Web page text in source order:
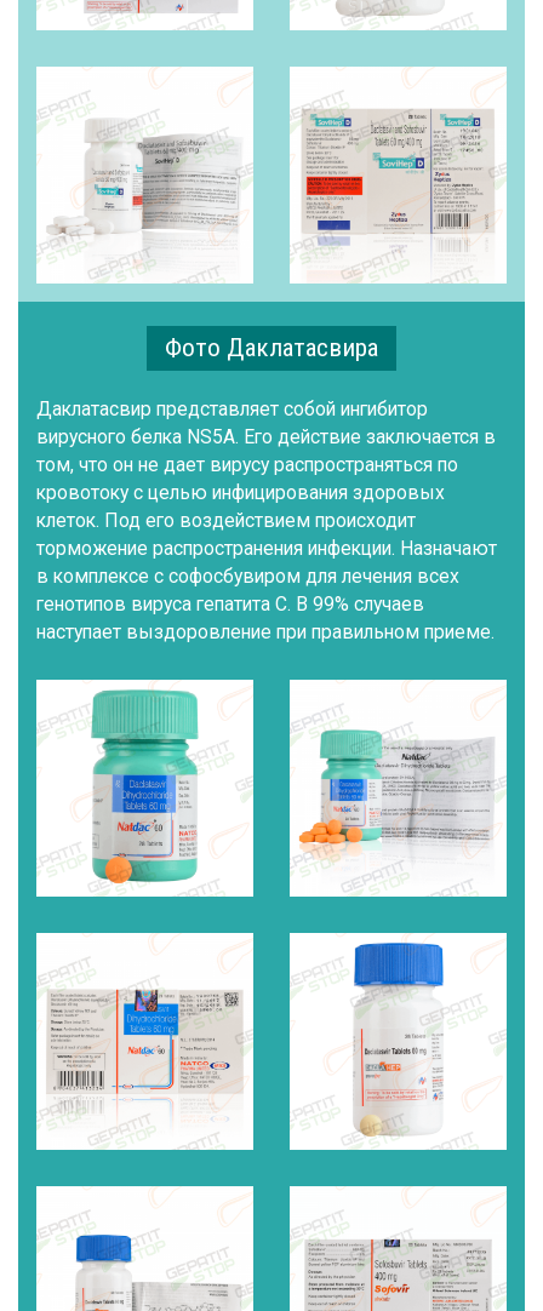
Фото Даклатасвира
Даклатасвир представляет собой ингибитор
вирусного белка NS5A. Его действие заключается в
том, что он не дает вирусу распространяться по
кровотоку с целью инфицирования здоровых
клеток. Под его воздействием происходит
торможение распространения инфекции. Назначают
в комплексе с софосбувиром для лечения всех
генотипов вируса гепатита С. В 99% случаев
наступает выздоровление при правильном приеме.